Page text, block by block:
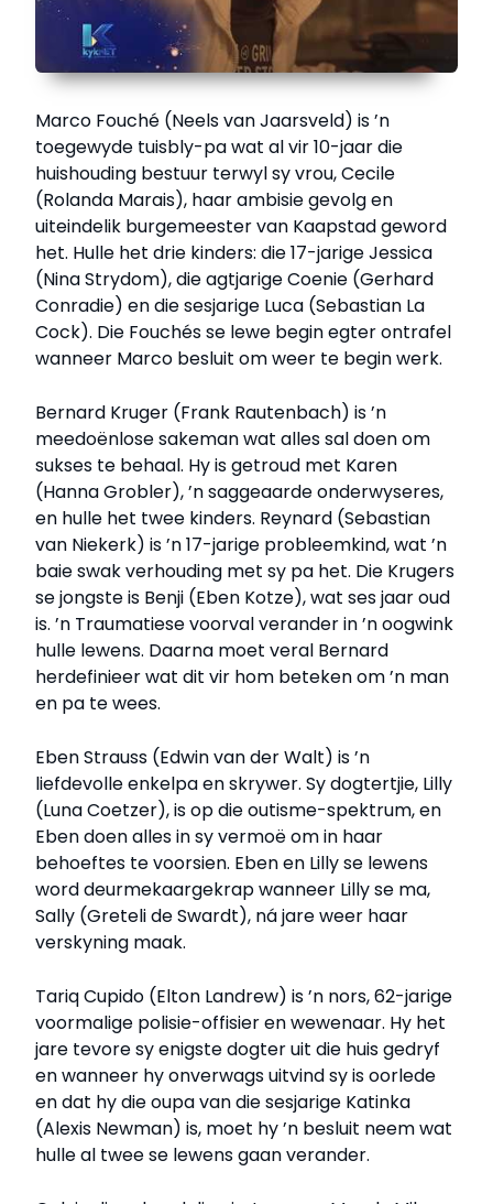
Marco Fouché (Neels van Jaarsveld) is ’n
toegewyde tuisbly-pa wat al vir 10-jaar die
huishouding bestuur terwyl sy vrou, Cecile
(Rolanda Marais), haar ambisie gevolg en
uiteindelik burgemeester van Kaapstad geword
het. Hulle het drie kinders: die 17-jarige Jessica
(Nina Strydom), die agtjarige Coenie (Gerhard
Conradie) en die sesjarige Luca (Sebastian La
Cock). Die Fouchés se lewe begin egter ontrafel
wanneer Marco besluit om weer te begin werk.
Bernard Kruger (Frank Rautenbach) is ’n
meedoënlose sakeman wat alles sal doen om
sukses te behaal. Hy is getroud met Karen
(Hanna Grobler), ’n saggeaarde onderwyseres,
en hulle het twee kinders. Reynard (Sebastian
van Niekerk) is ’n 17-jarige probleemkind, wat ’n
baie swak verhouding met sy pa het. Die Krugers
se jongste is Benji (Eben Kotze), wat ses jaar oud
is. ’n Traumatiese voorval verander in ’n oogwink
hulle lewens. Daarna moet veral Bernard
herdefinieer wat dit vir hom beteken om ’n man
en pa te wees.
Eben Strauss (Edwin van der Walt) is ’n
liefdevolle enkelpa en skrywer. Sy dogtertjie, Lilly
(Luna Coetzer), is op die outisme-spektrum, en
Eben doen alles in sy vermoë om in haar
behoeftes te voorsien. Eben en Lilly se lewens
word deurmekaargekrap wanneer Lilly se ma,
Sally (Greteli de Swardt), ná jare weer haar
verskyning maak.
Tariq Cupido (Elton Landrew) is ’n nors, 62-jarige
voormalige polisie-offisier en wewenaar. Hy het
jare tevore sy enigste dogter uit die huis gedryf
en wanneer hy onverwags uitvind sy is oorlede
en dat hy die oupa van die sesjarige Katinka
(Alexis Newman) is, moet hy ’n besluit neem wat
hulle al twee se lewens gaan verander.